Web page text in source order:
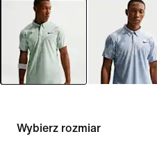
Wybierz rozmiar